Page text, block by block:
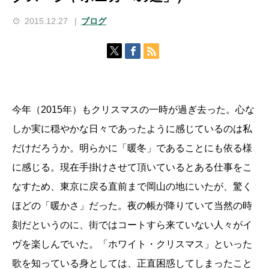
2015.12.27 ブログ
今年（2015年）もクリスマスの一時が過ぎ去った。心な
しか実に穏やかな日々であったように感じているのは私
だけだろうか。明らかに「暖冬」であることにも依る様
に感じる。現在手掛けさせて頂いているとある仕事をこ
なすため、東京に戻る直前まで岡山の地にいたが、驚く
ほどの「暖かさ」だった。夜の帳が降りていて当然の時
刻だというのに、街ではコートすら来ていない人々がイ
ヴを楽しんでいた。「ホワイト・クリスマス」といった
歌を知っている身としては、正直困惑してしまったこと